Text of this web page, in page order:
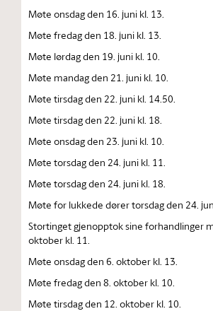
Møte onsdag den 16. juni kl. 13.
Møte fredag den 18. juni kl. 13.
Møte lørdag den 19. juni kl. 10.
Møte mandag den 21. juni kl. 10.
Møte tirsdag den 22. juni kl. 14.50.
Møte tirsdag den 22. juni kl. 18.
Møte onsdag den 23. juni kl. 10.
Møte torsdag den 24. juni kl. 11.
Møte torsdag den 24. juni kl. 18.
Møte for lukkede dører torsdag den 24.
Stortinget gjenopptok sine forhandlinger
oktober kl. 11.
Møte onsdag den 6. oktober kl. 13.
Møte fredag den 8. oktober kl. 10.
Møte tirsdag den 12. oktober kl. 10.